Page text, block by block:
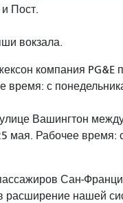
Пост.
вокзала.
компания PG&E
с
Вашингтон
мая. Рабочее время:
Сан-
в расширение нашей